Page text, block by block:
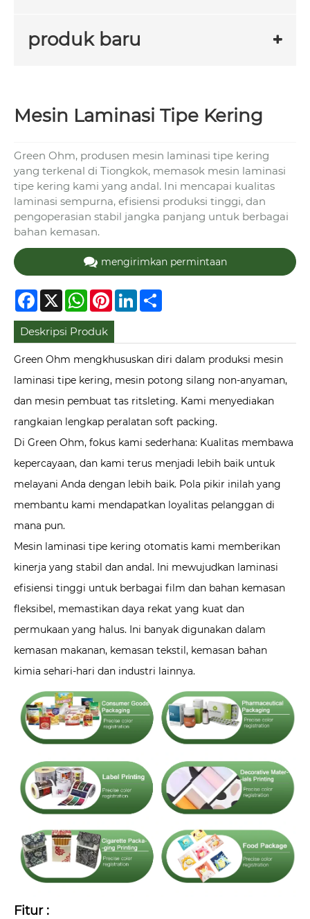
produk baru
Mesin Laminasi Tipe Kering
Green Ohm, produsen mesin laminasi tipe kering
yang terkenal di Tiongkok, memasok mesin laminasi
tipe kering kami yang andal. Ini mencapai kualitas
laminasi sempurna, efisiensi produksi tinggi, dan
pengoperasian stabil jangka panjang untuk berbagai
bahan kemasan.
mengirimkan permintaan
Facebook
X WhatsApp
PinterestLinkedIn
Deskripsi Produk
Green Ohm mengkhususkan diri dalam produksi mesin
laminasi tipe kering, mesin potong silang non-anyaman,
dan mesin pembuat tas ritsleting. Kami menyediakan
rangkaian lengkap peralatan soft packing.
Di Green Ohm, fokus kami sederhana: Kualitas membawa
kepercayaan, dan kami terus menjadi lebih baik untuk
melayani Anda dengan lebih baik. Pola pikir inilah yang
membantu kami mendapatkan loyalitas pelanggan di
mana pun.
Mesin laminasi tipe kering otomatis kami memberikan
kinerja yang stabil dan andal. Ini mewujudkan laminasi
efisiensi tinggi untuk berbagai film dan bahan kemasan
fleksibel, memastikan daya rekat yang kuat dan
permukaan yang halus. Ini banyak digunakan dalam
kemasan makanan, kemasan tekstil, kemasan bahan
kimia sehari-hari dan industri lainnya.
Fitur :